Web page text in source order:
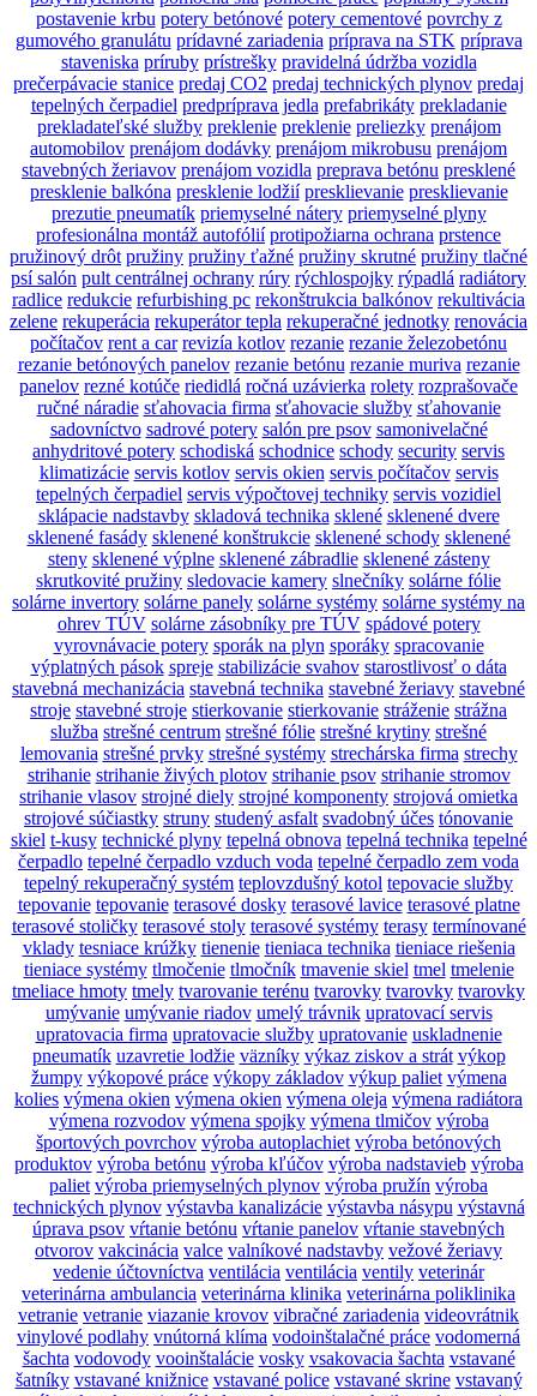
postavenie krbu potery betónové potery cementové povrchy z
gumového granulátu prídavné zariadenia príprava na STK príprava
staveniska príruby prístrešky pravidelná údržba vozidla
prečerpávacie stanice predaj CO2 predaj technických plynov predaj
tepelných čerpadiel predpríprava jedla prefabrikáty prekladanie
prekladateľské služby preklenie preklenie preliezky prenájom
automobilov prenájom dodávky prenájom mikrobusu prenájom
stavebných žeriavov prenájom vozidla preprava betónu presklené
presklenie balkóna presklenie lodžií presklievanie presklievanie
prezutie pneumatík priemyselné nátery priemyselné plyny
profesionálna montáž autofólií protipožiarna ochrana prstence
pružinový drôt pružiny pružiny ťažné pružiny skrutné pružiny tlačné
psí salón pult centrálnej ochrany rúry rýchlospojky rýpadlá radiátory
radlice redukcie refurbishing pc rekonštrukcia balkónov rekultivácia
zelene rekuperácia rekuperátor tepla rekuperačné jednotky renovácia
počítačov rent a car revizía kotlov rezanie rezanie železobetónu
rezanie betónových panelov rezanie betónu rezanie muriva rezanie
panelov rezné kotúče riedidlá ročná uzávierka rolety rozprašovače
ručné náradie sťahovacia firma sťahovacie služby sťahovanie
sadovníctvo sadrové potery salón pre psov samonivelačné
anhydritové potery schodiská schodnice schody security servis
klimatizácie servis kotlov servis okien servis počítačov servis
tepelných čerpadiel servis výpočtovej techniky servis vozidiel
sklápacie nadstavby skladová technika sklené sklenené dvere
sklenené fasády sklenené konštrukcie sklenené schody sklenené
steny sklenené výplne sklenené zábradlie sklenené zásteny
skrutkovité pružiny sledovacie kamery slnečníky solárne fólie
solárne invertory solárne panely solárne systémy solárne systémy na
ohrev TÚV solárne zásobníky pre TÚV spádové potery
vyrovnávacie potery sporák na plyn sporáky spracovanie
výplatných pások spreje stabilizácie svahov starostlivosť o dáta
stavebná mechanizácia stavebná technika stavebné žeriavy stavebné
stroje stavebné stroje stierkovanie stierkovanie stráženie strážna
služba strešné centrum strešné fólie strešné krytiny strešné
lemovania strešné prvky strešné systémy strechárska firma strechy
strihanie strihanie živých plotov strihanie psov strihanie stromov
strihanie vlasov strojné diely strojné komponenty strojová omietka
strojové súčiastky struny studený asfalt svadobný účes tónovanie
skiel t-kusy technické plyny tepelná obnova tepelná technika tepelné
čerpadlo tepelné čerpadlo vzduch voda tepelné čerpadlo zem voda
tepelný rekuperačný systém teplovzdušný kotol tepovacie služby
tepovanie tepovanie terasové dosky terasové lavice terasové platne
terasové stoličky terasové stoly terasové systémy terasy termínované
vklady tesniace krúžky tienenie tieniaca technika tieniace riešenia
tieniace systémy tlmočenie tlmočník tmavenie skiel tmel tmelenie
tmeliace hmoty tmely tvarovanie terénu tvarovky tvarovky tvarovky
umývanie umývanie riadov umelý trávnik upratovací servis
upratovacia firma upratovacie služby upratovanie uskladnenie
pneumatík uzavretie lodžie väzníky výkaz ziskov a strát výkop
žumpy výkopové práce výkopy základov výkup paliet výmena
kolies výmena okien výmena okien výmena oleja výmena radiátora
výmena rozvodov výmena spojky výmena tlmičov výroba
športových povrchov výroba autoplachiet výroba betónových
produktov výroba betónu výroba kľúčov výroba nadstavieb výroba
paliet výroba priemyselných plynov výroba pružín výroba
technických plynov výstavba kanalizácie výstavba násypu výstavná
úprava psov vŕtanie betónu vŕtanie panelov vŕtanie stavebných
otvorov vakcinácia valce valníkové nadstavby vežové žeriavy
vedenie účtovníctva ventilácia ventilácia ventily veterinár
veterinárna ambulancia veterinárna klinika veterinárna poliklinika
vetranie vetranie viazanie krovov vibračné zariadenia videovrátnik
vinylové podlahy vnútorná klíma vodoinštalačné práce vodomerná
šachta vodovody vooinštalácie vosky vsakovacia šachta vstavané
šatníky vstavané knižnice vstavané police vstavané skrine vstavaný